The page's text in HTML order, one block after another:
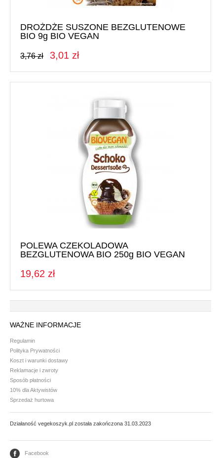
DROŻDŻE SUSZONE BEZGLUTENOWE
BIO 9g BIO VEGAN
3,76 zł 3,01 zł
POLEWA CZEKOLADOWA
BEZGLUTENOWA BIO 250g BIO VEGAN
19,62 zł
WAŻNE INFORMACJE
Regulamin
Polityka Prywatności
Koszt i warunki dostawy
Reklamacje i zwroty
Sposób płatności
10% dla Aktywistów
Sprzedaż hurtowa
Działaność vegekoszyk.pl została zakończona 31.03.2023
Facebook